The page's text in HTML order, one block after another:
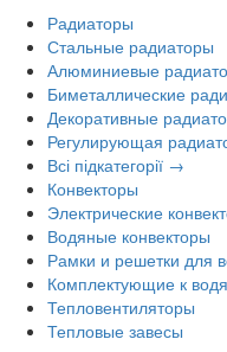
Радиаторы
Стальные радиаторы
Алюминиевые
Биметаллические
Декоративные
Регулирующая
Всі підкатегорії →
Конвекторы
Электрические
Водяные конвекторы
Рамки и решетки для
Комплектующие к
Тепловентиляторы
Тепловые завесы